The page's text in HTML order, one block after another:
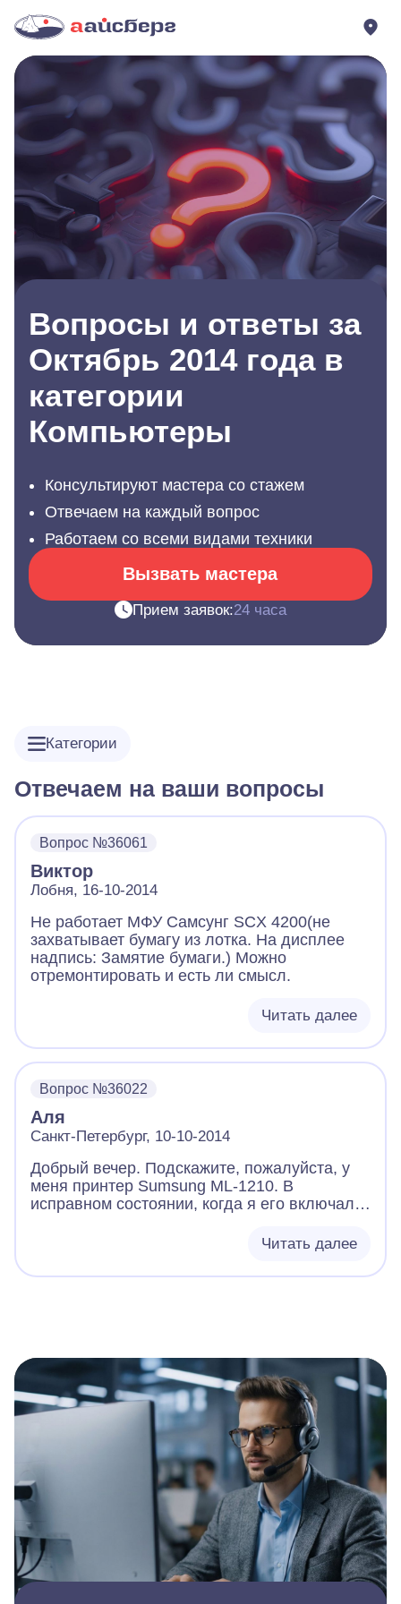
Вопросы и ответы за
Октябрь 2014 года в
категории
Компьютеры
Консультируют мастера со стажем
Отвечаем на каждый вопрос
Работаем со всеми видами техники
Вызвать мастера
Прием заявок:24 часа
Категории
Отвечаем на ваши вопросы
Вопрос №36061
Виктор
Лобня, 16-10-2014
Не работает МФУ Самсунг SCX 4200(не
захватывает бумагу из лотка. На дисплее
надпись: Замятие бумаги.) Можно
отремонтировать и есть ли смысл.
Читать далее
Вопрос №36022
Аля
Санкт-Петербург, 10-10-2014
Добрый вечер. Подскажите, пожалуйста, у
меня принтер Sumsung ML-1210. В
исправном состоянии, когда я его включала,
чего останавливался и был готов к печати.
прокручиваются около 3 секунд, после чего
загорается красный и желтый индикаторы. В
чем неисправность и сколько будет стоить
ремонт?
Читать далее